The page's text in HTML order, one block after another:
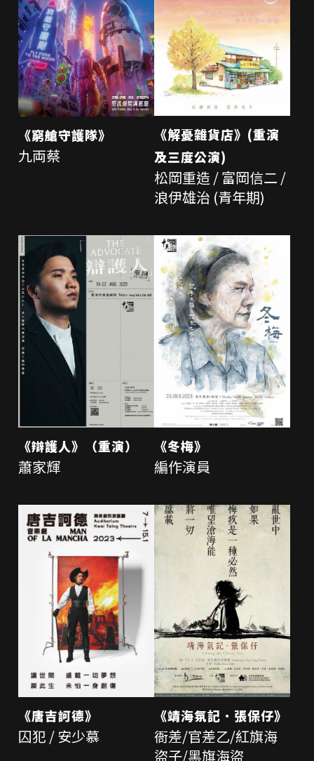
《窮艙守護隊》
九両蔡
《解憂雜貨店》(重演
及三度公演)
松岡重造 / 富岡信二 /
浪伊雄治 (青年期)
《辯護人》（重演）
蕭家輝
《冬梅》
編作演員
《唐吉訶德》
囚犯 / 安少慕
《靖海氛記．張保仔》
衙差/官差乙/紅旗海
盜子/黑旗海盜